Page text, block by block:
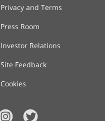
Privacy and Terms
Press Room
Investor Relations
Site Feedback
Cookies